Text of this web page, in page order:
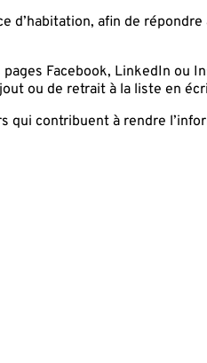
afin de
Facebook, LinkedIn ou
ou de retrait à la liste en
contribuent à rendre